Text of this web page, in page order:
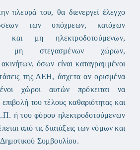
πλευρά του, θα διενεργεί έλεγχο
των υπόχρεων, κατόχων
και μη ηλεκτροδοτούμενων,
μη στεγασμένων χώρων,
όσων είναι καταγραμμένοι
της ΔΕΗ, άσχετα αν ορισμένα
χώροι αυτών πρόκειται να
του τέλους καθαριότητας και
ή του φόρου ηλεκτροδοτούμενων
από τις διατάξεις των νόμων και
Συμβουλίου.